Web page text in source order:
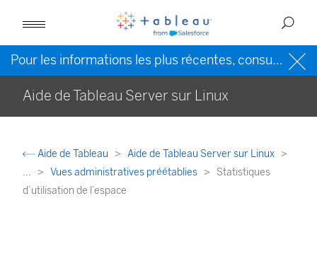
Pour les informations les plus récentes, consultez l’
Aide de Tableau Server sur Linux
Aide de Tableau
Aide de Tableau Server sur Linux
...
Vues administratives préétablies
Statistiques
d’utilisation de l’espace